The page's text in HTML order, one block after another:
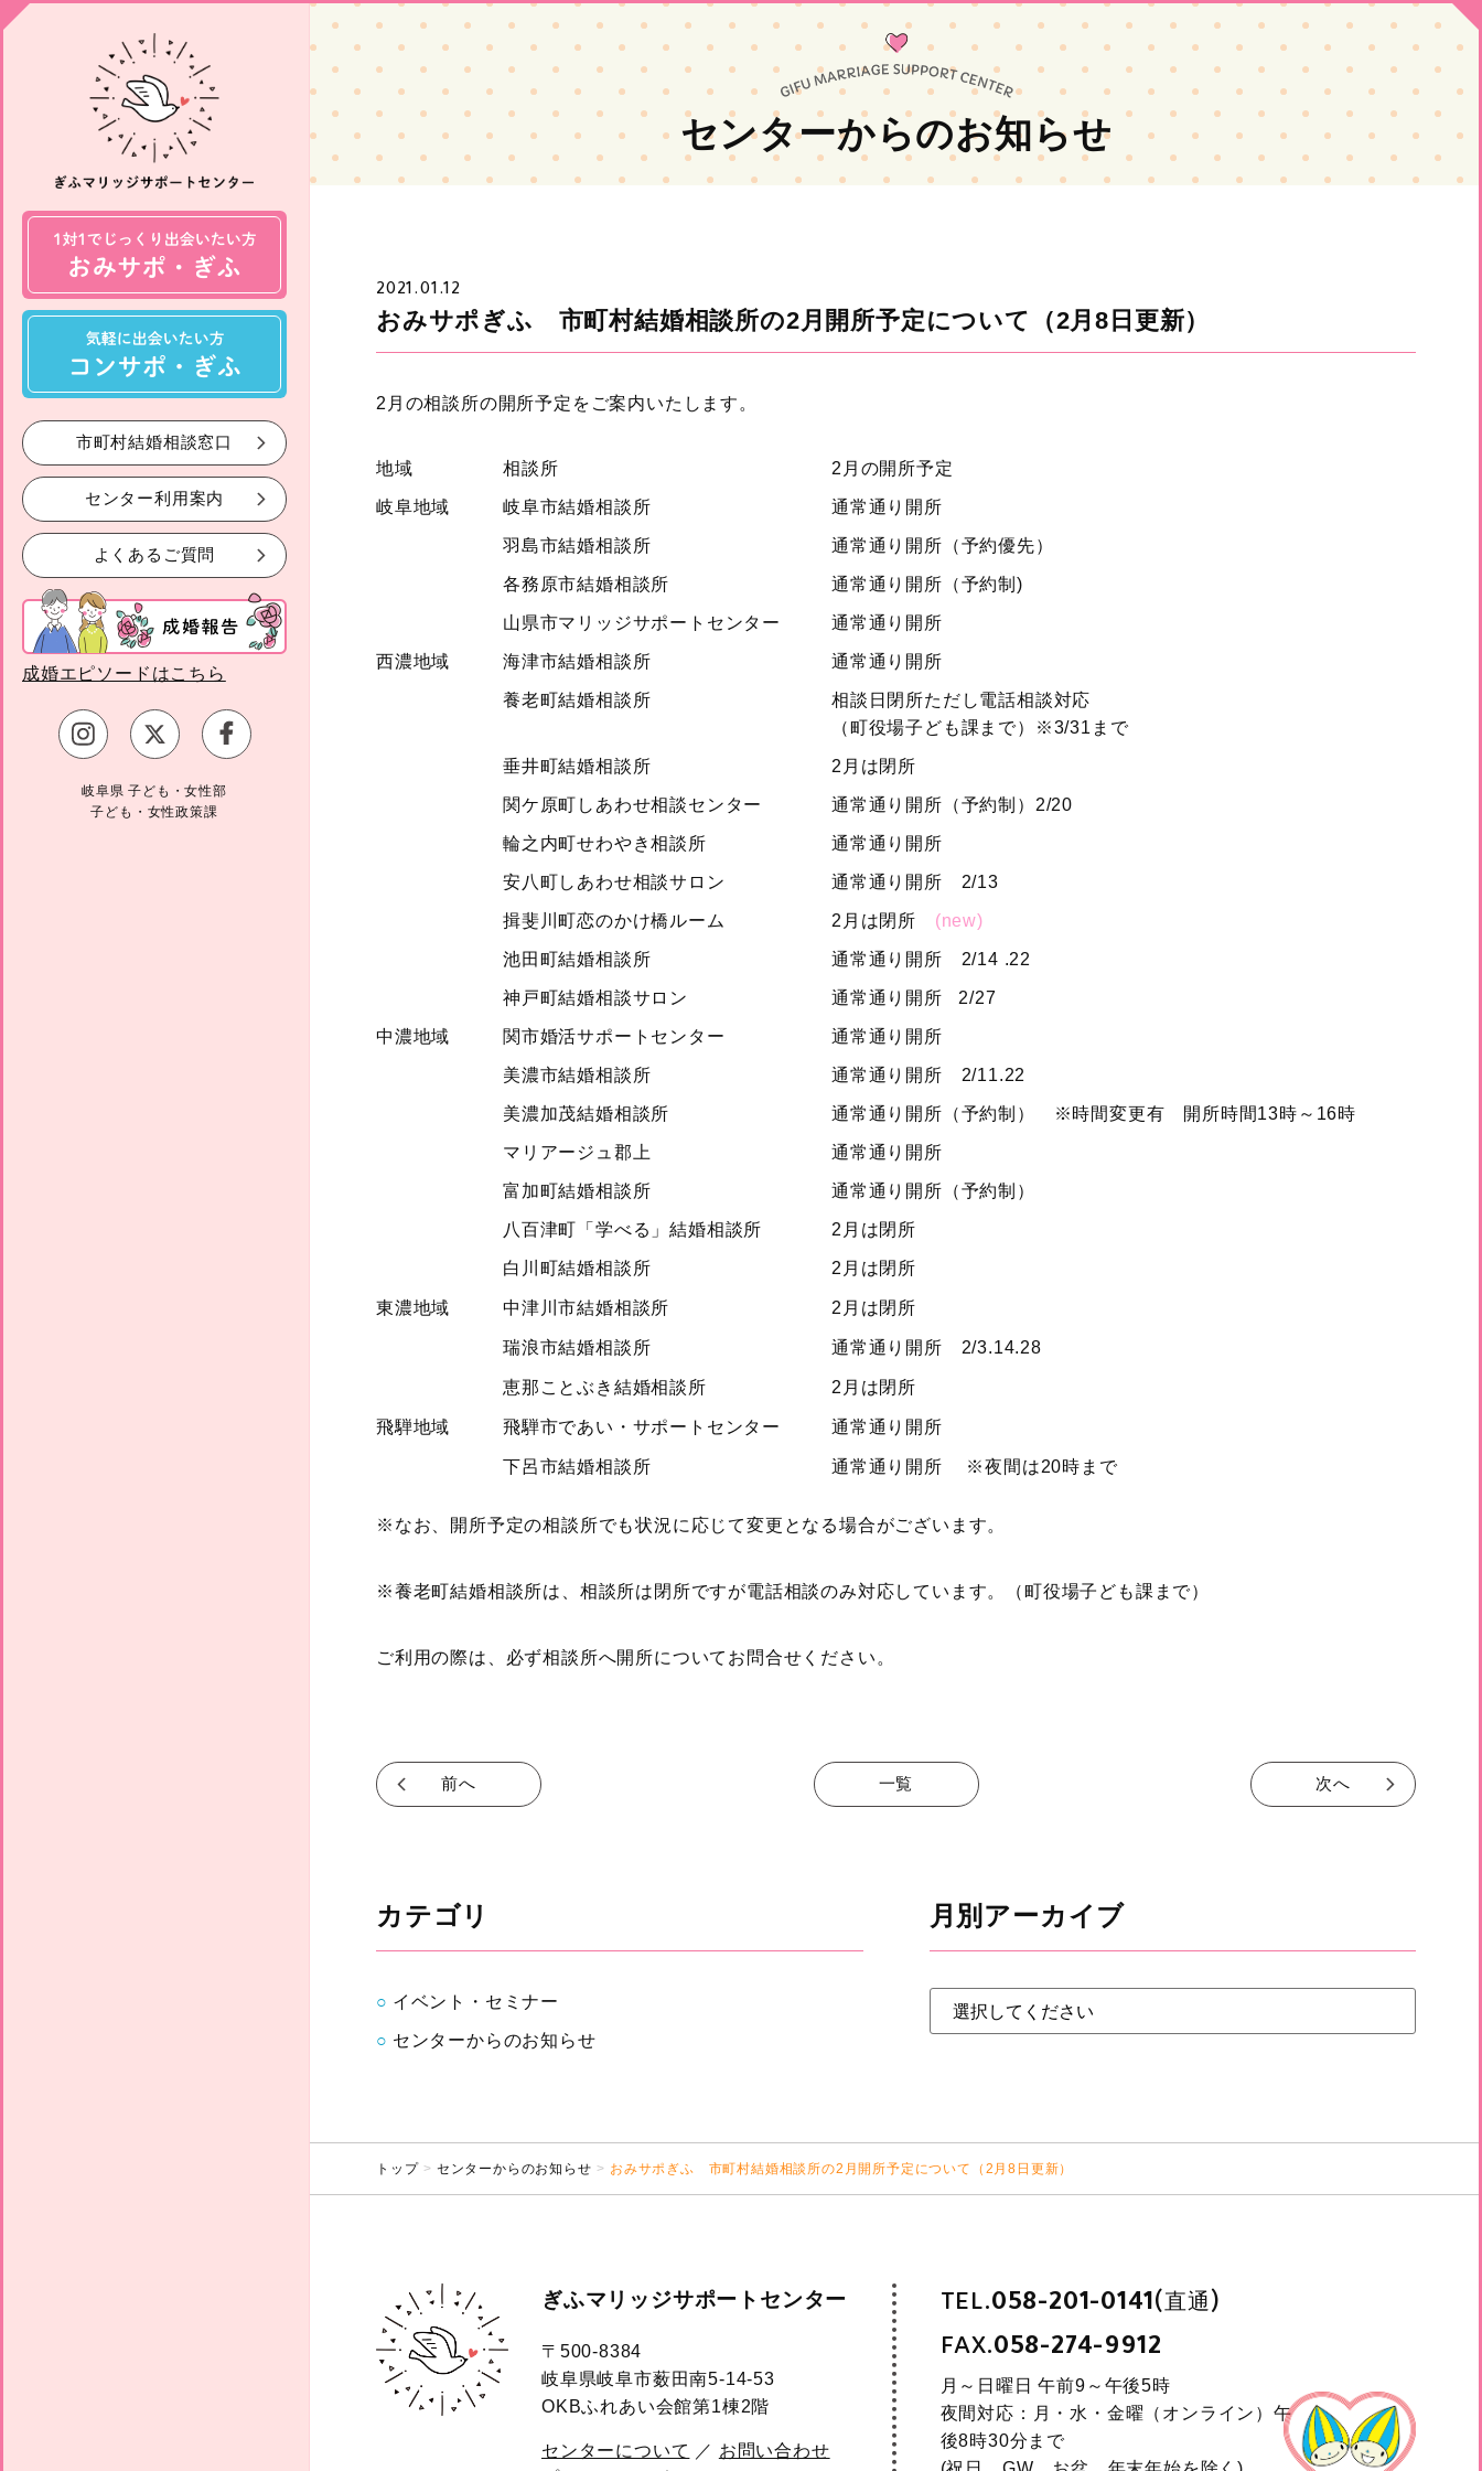
市町村結婚相談窓口
センター利用案内
よくあるご質問
成婚エピソードはこちら
岐阜県 子ども・女性部
子ども・女性政策課
センターからのお知らせ
2021.01.12
おみサポぎふ 市町村結婚相談所の2月開所予定について（2月8日更新）
2月の相談所の開所予定をご案内いたします。
地域 相談所 2月の開所予定
岐阜地域 岐阜市結婚相談所 通常通り開所
羽島市結婚相談所 通常通り開所（予約優先）
各務原市結婚相談所 通常通り開所（予約制)
山県市マリッジサポートセンター 通常通り開所
西濃地域 海津市結婚相談所 通常通り開所
養老町結婚相談所
相談日閉所ただし電話相談対応
（町役場子ども課まで）※3/31まで
垂井町結婚相談所 2月は閉所
関ケ原町しあわせ相談センター 通常通り開所（予約制）2/20
輪之内町せわやき相談所 通常通り開所
安八町しあわせ相談サロン 通常通り開所 2/13
揖斐川町恋のかけ橋ルーム 2月は閉所 (new)
池田町結婚相談所 通常通り開所 2/14 .22
神戸町結婚相談サロン 通常通り開所 2/27
中濃地域 関市婚活サポートセンター 通常通り開所
美濃市結婚相談所 通常通り開所 2/11.22
美濃加茂結婚相談所 通常通り開所（予約制） ※時間変更有 開所時間13時～16時
マリアージュ郡上 通常通り開所
富加町結婚相談所 通常通り開所（予約制）
八百津町「学べる」結婚相談所 2月は閉所
白川町結婚相談所 2月は閉所
東濃地域 中津川市結婚相談所 2月は閉所
瑞浪市結婚相談所 通常通り開所 2/3.14.28
恵那ことぶき結婚相談所 2月は閉所
飛騨地域 飛騨市であい・サポートセンター 通常通り開所
下呂市結婚相談所 通常通り開所 ※夜間は20時まで
※なお、開所予定の相談所でも状況に応じて変更となる場合がございます。
※養老町結婚相談所は、相談所は閉所ですが電話相談のみ対応しています。（町役場子ども課まで）
ご利用の際は、必ず相談所へ開所についてお問合せください。
前へ 一覧 次へ
カテゴリ
イベント・セミナー
センターからのお知らせ
月別アーカイブ
トップ センターからのお知らせ おみサポぎふ 市町村結婚相談所の2月開所予定について（2月8日更新）
ぎふマリッジサポートセンター
〒500-8384
岐阜県岐阜市薮田南5-14-53
OKBふれあい会館第1棟2階
センターについて ／ お問い合わせ
TEL.058-201-0141(直通)
FAX.058-274-9912
月～日曜日 午前9～午後5時
夜間対応：月・水・金曜（オンライン）午
後8時30分まで